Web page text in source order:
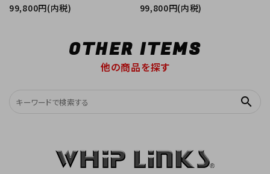
99,800円(内税)
99,800円(内税)
OTHER ITEMS
他の商品を探す
search